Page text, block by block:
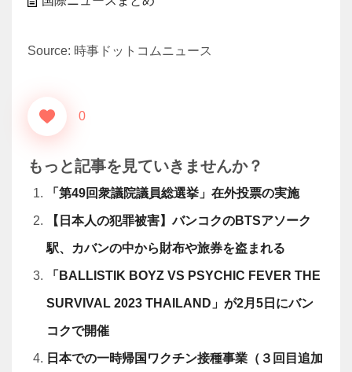
Source: 時事ドットコムニュース
0
もっと記事を見ていきませんか？
「第49回衆議院議員総選挙」在外投票の実施
【日本人の犯罪被害】バンコクのBTSアソーク
駅、カバンの中から財布や旅券を盗まれる
「BALLISTIK BOYZ VS PSYCHIC FEVER THE
SURVIVAL 2023 THAILAND」が2月5日にバン
コクで開催
日本での一時帰国ワクチン接種事業（３回目追加